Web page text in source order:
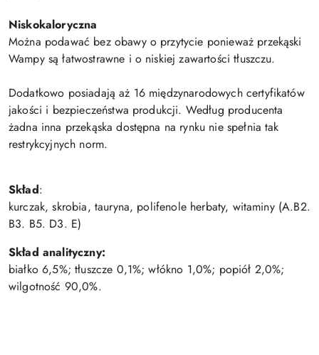
Niskokaloryczna
Można podawać bez obawy o przytycie ponieważ przekąski
Wampy są łatwostrawne i o niskiej zawartości tłuszczu.
Dodatkowo posiadają aż 16 międzynarodowych certyfikatów
jakości i bezpieczeństwa produkcji. Według producenta
żadna inna przekąska dostępna na rynku nie spełnia tak
restrykcyjnych norm.
Skład:
kurczak, skrobia, tauryna, polifenole herbaty, witaminy (A.B2.
B3. B5. D3. E)
Skład analityczny:
białko 6,5%; tłuszcze 0,1%; włókno 1,0%; popiół 2,0%;
wilgotność 90,0%.